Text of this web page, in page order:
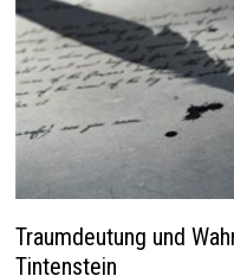
Traumdeutung und
Tintenstein